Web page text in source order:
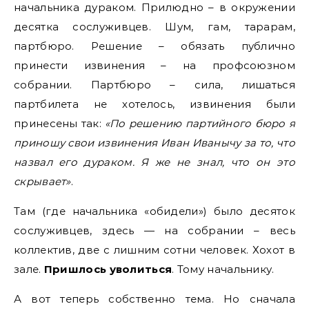
начальника дураком. Прилюдно – в окружении
десятка сослуживцев. Шум, гам, тарарам,
партбюро. Решение – обязать публично
принести извинения – на профсоюзном
собрании. Партбюро – сила, лишаться
партбилета не хотелось, извинения были
принесены так: «По решению партийного бюро я
приношу свои извинения Иван Иванычу за то, что
назвал его дураком. Я же не знал, что он это
скрывает».
Там (где начальника «обидели») было десяток
сослуживцев, здесь — на собрании – весь
коллектив, две с лишним сотни человек. Хохот в
зале. Пришлось уволиться. Тому начальнику.
А вот теперь собственно тема. Но сначала